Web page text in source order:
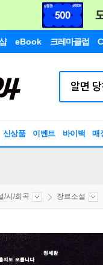
eBook 크레마클럽
신상품 이벤트 바이백 매
/시/희곡 장르소설